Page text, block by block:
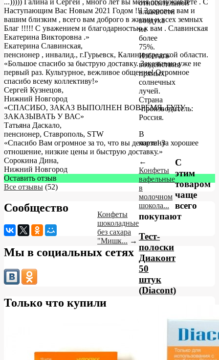
...))))) Галина и Сергей , много лет вы меня обслуживаете . С
Наступающим Вас Новым 2021 Годом !!! Здоровья вам и
вашим близким , всего вам доброго в жизни и всех земных
Благ !!!!! С уважением и благодарностью к вам . Славинская
Екатерина Викторовна .»
Екатерина Славинская,
пенсионер , инвалид., г.Гурьевск, Калининградской области.
«Большое спасибо за быструю доставку. Заказываю уже не
первый раз. Культурное, вежливое общение! Огромное
спасибо всему коллективу!»
Сергей Кузнецов,
Нижний Новгород
«СПАСИБО, ЗАКАЗ ВЫПОЛНЕН ВОВРЕМЯ, БУДУ
ЗАКАЗЫВАТЬ У ВАС»
Татьяна Даскало,
пенсионер, Ставрополь, STW
«Спасибо Вам огромное за то, что вы делаете! За хорошее
отношение, низкие цены и быструю доставку.»
Сорокина Дина,
Нижний Новгород
Оставить отзыв
Все отзывы (52)
Сообщество
Мы в социальных сетях
Только что купили
относительной
влажности
воздуха
не
более
75%.
Избегать
воздействия
прямых
солнечных
лучей.
Страна
-производитель:
Россия.
В
корзину
←
Конфеты
вафельные
в
молочном
шокола...
Конфеты
шоколадные
без сахара
"Мишк... →
С
этим
товаром
чаще
всего
покупают
Тест-
полоски
Диаконт
50
штук
(Diacont)